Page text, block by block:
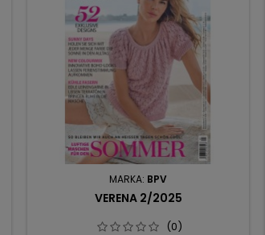
MARKA: BPV
VERENA 2/2025
(0)